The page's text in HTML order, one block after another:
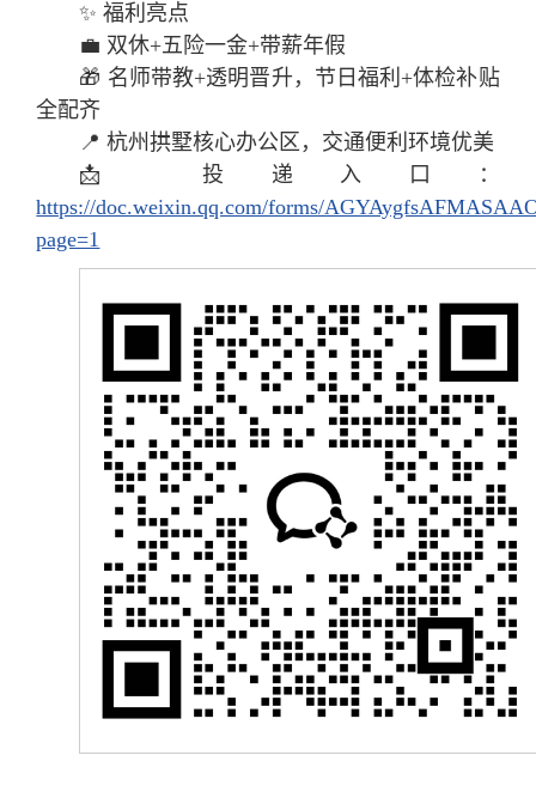
✨ 福利亮点
💼 双休+五险一金+带薪年假
🎁 名师带教+透明晋升，节日福利+体检补贴
全配齐
📍 杭州拱墅核心办公区，交通便利环境优美
📩 投递入口：
https://doc.weixin.qq.com/forms/
page=1